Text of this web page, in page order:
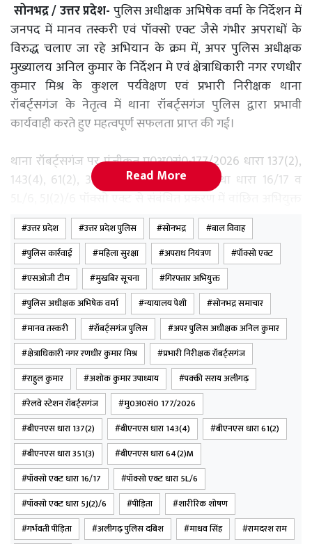
सोनभद्र / उत्तर प्रदेश- पुलिस अधीक्षक अभिषेक वर्मा के निर्देशन में
जनपद में मानव तस्करी एवं पॉक्सो एक्ट जैसे गंभीर अपराधों के
विरुद्ध चलाए जा रहे अभियान के क्रम में, अपर पुलिस अधीक्षक
मुख्यालय अनिल कुमार के निर्देशन मे एवं क्षेत्राधिकारी नगर रणधीर
कुमार मिश्र के कुशल पर्यवेक्षण एवं प्रभारी निरीक्षक थाना
रॉबर्ट्सगंज के नेतृत्व में थाना रॉबर्ट्सगंज पुलिस द्वारा प्रभावी
कार्यवाही करते हुए महत्वपूर्ण सफलता प्राप्त की गई।
थाना रॉबर्ट्सगंज पर पंजीकृत मु0अ0सं0-177/2026 धारा 137(2),
143(4), 61(2), 351(3) 64(2)M बीएनएस तथा धारा 16/17 व
राहुल कुमार पुत्र अशोक कुमार उपाध्याय निवासी पक्की सराय,
थाना सासनी गेट, जनपद अलीगढ़ को दिनांक 04.05.2026 को
रेलवे स्टेशन रॉबर्ट्सगंज के सर्कुलेटिंग एरिया से गिरफ्तार किया
गया।
अभियुक्त की गिरफ्तारी हेतु पुलिस टीम द्वारा जनपद अलीगढ़ में
दबिश दी गई थी, किन्तु अभियुक्त लगातार फरार चल रहा था।
तत्पश्चात मुखबिर की सूचना पर तत्काल कार्रवाई करते हुए पुलिस
टीम द्वारा घेराबंदी कर अभियुक्त को गिरफ्तार किया गया। अभियुक्त
को गिरफ्तार कर आवश्यक विधिक कार्यवाही करते हुए न्यायालय
के समक्ष भेजा जा रहा है।
पूछताछ के दौरान अभियुक्त द्वारा बताया गया कि उसने
सहअभियुक्तों के माध्यम से पीड़िता को लगभग ₹1,20,000 में
खरीदकर उससे विवाह किया तथा उसके साथ शारीरिक संबंध
स्थापित किए, जिसके परिणामस्वरूप पीड़िता गर्भवती हो गई। घटना
के बाद अभियुक्त गिरफ्तारी से बचने हेतु लगातार फरार चल रहा
था।
Read More
उत्तर प्रदेश उत्तर प्रदेश पुलिस सोनभद्र
बाल विवाह
पुलिस कार्रवाई
महिला सुरक्षा अपराध नियंत्रण
पॉक्सो एक्ट
एसओजी टीम
मुखबिर सूचना
गिरफ्तार अभियुक्त
पुलिस अधीक्षक अभिषेक वर्मा
न्यायालय पेशी
सोनभद्र समाचार
मानव तस्करी
रॉबर्ट्सगंज पुलिस
अपर पुलिस अधीक्षक अनिल कुमार
क्षेत्राधिकारी नगर रणधीर कुमार मिश्र
प्रभारी निरीक्षक रॉबर्ट्सगंज
राहुल कुमार
अशोक कुमार उपाध्याय
पक्की सराय अलीगढ़
रेलवे स्टेशन रॉबर्ट्सगंज
मु0अ0सं0 177/2026
बीएनएस धारा 137(2)
बीएनएस धारा 143(4)
बीएनएस धारा 61(2)
बीएनएस धारा 351(3)
बीएनएस धारा 64(2)M
पॉक्सो एक्ट धारा 16/17
पॉक्सो एक्ट धारा 5L/6
पॉक्सो एक्ट धारा 5J(2)/6
पीड़िता
शारीरिक शोषण
गर्भवती पीड़िता
अलीगढ़ पुलिस दबिश माधव सिंह
रामदरश राम